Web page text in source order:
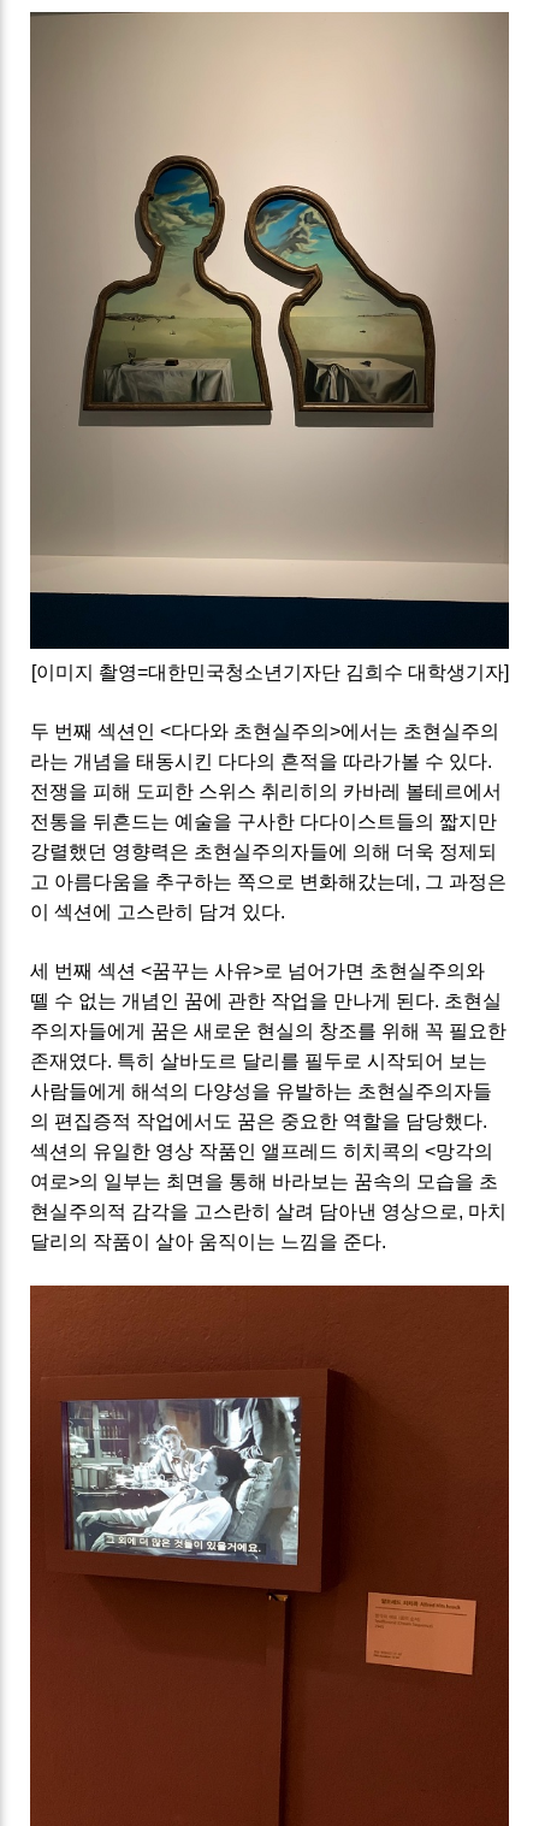
[이미지 촬영=대한민국청소년기자단 김희수 대학생기자]
두 번째 섹션인 <다다와 초현실주의>에서는 초현실주의
라는 개념을 태동시킨 다다의 흔적을 따라가볼 수 있다.
전쟁을 피해 도피한 스위스 취리히의 카바레 볼테르에서
전통을 뒤흔드는 예술을 구사한 다다이스트들의 짧지만
강렬했던 영향력은 초현실주의자들에 의해 더욱 정제되
고 아름다움을 추구하는 쪽으로 변화해갔는데, 그 과정은
이 섹션에 고스란히 담겨 있다.
세 번째 섹션 <꿈꾸는 사유>로 넘어가면 초현실주의와
뗄 수 없는 개념인 꿈에 관한 작업을 만나게 된다. 초현실
주의자들에게 꿈은 새로운 현실의 창조를 위해 꼭 필요한
존재였다. 특히 살바도르 달리를 필두로 시작되어 보는
사람들에게 해석의 다양성을 유발하는 초현실주의자들
의 편집증적 작업에서도 꿈은 중요한 역할을 담당했다.
섹션의 유일한 영상 작품인 앨프레드 히치콕의 <망각의
여로>의 일부는 최면을 통해 바라보는 꿈속의 모습을 초
현실주의적 감각을 고스란히 살려 담아낸 영상으로, 마치
달리의 작품이 살아 움직이는 느낌을 준다.